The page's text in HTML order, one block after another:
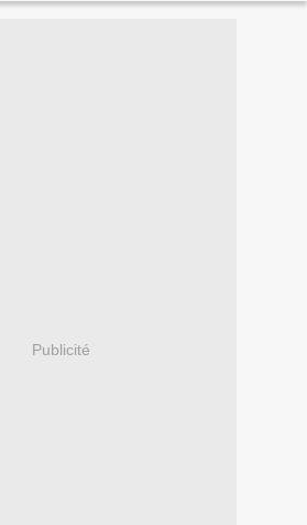
Publicité